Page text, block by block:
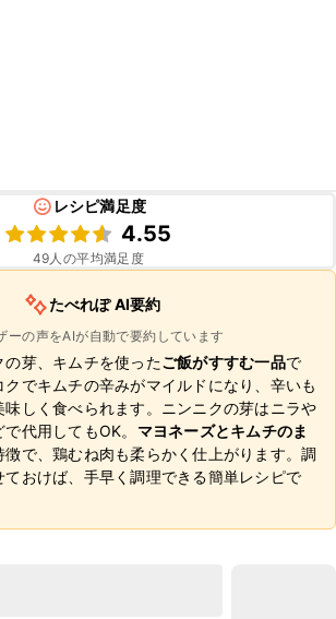
レシピ満足度
4.55
49人の平均満足度
たべれぽ AI要約
ーの声をAIが自動で要約しています
芽、キムチを使ったご飯がすすむ一品で
でキムチの辛みがマイルドになり、辛いも
しく食べられます。ニンニクの芽はニラや
代用してもOK。 マヨネーズとキムチのま
徴で、鶏むね肉も柔らかく仕上がります。調
おけば、手早く調理できる簡単レシピで